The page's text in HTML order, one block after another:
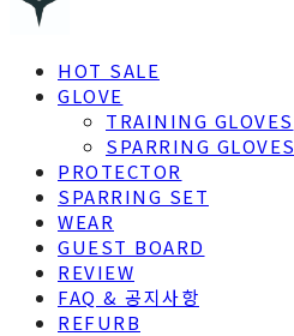
HOT SALE
GLOVE
TRAINING GLOVES
SPARRING GLOVES
PROTECTOR
SPARRING SET
WEAR
GUEST BOARD
REVIEW
FAQ & 공지사항
REFURB